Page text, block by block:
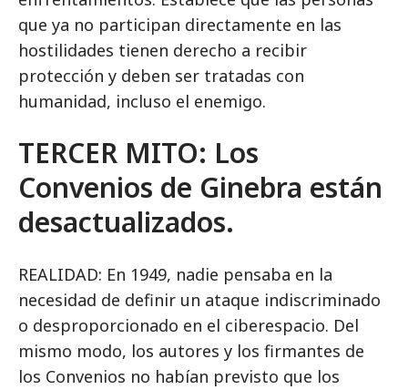
que ya no participan directamente en las
hostilidades tienen derecho a recibir
protección y deben ser tratadas con
humanidad, incluso el enemigo.
TERCER MITO: Los
Convenios de Ginebra están
desactualizados.
REALIDAD: En 1949, nadie pensaba en la
necesidad de definir un ataque indiscriminado
o desproporcionado en el ciberespacio. Del
mismo modo, los autores y los firmantes de
los Convenios no habían previsto que los